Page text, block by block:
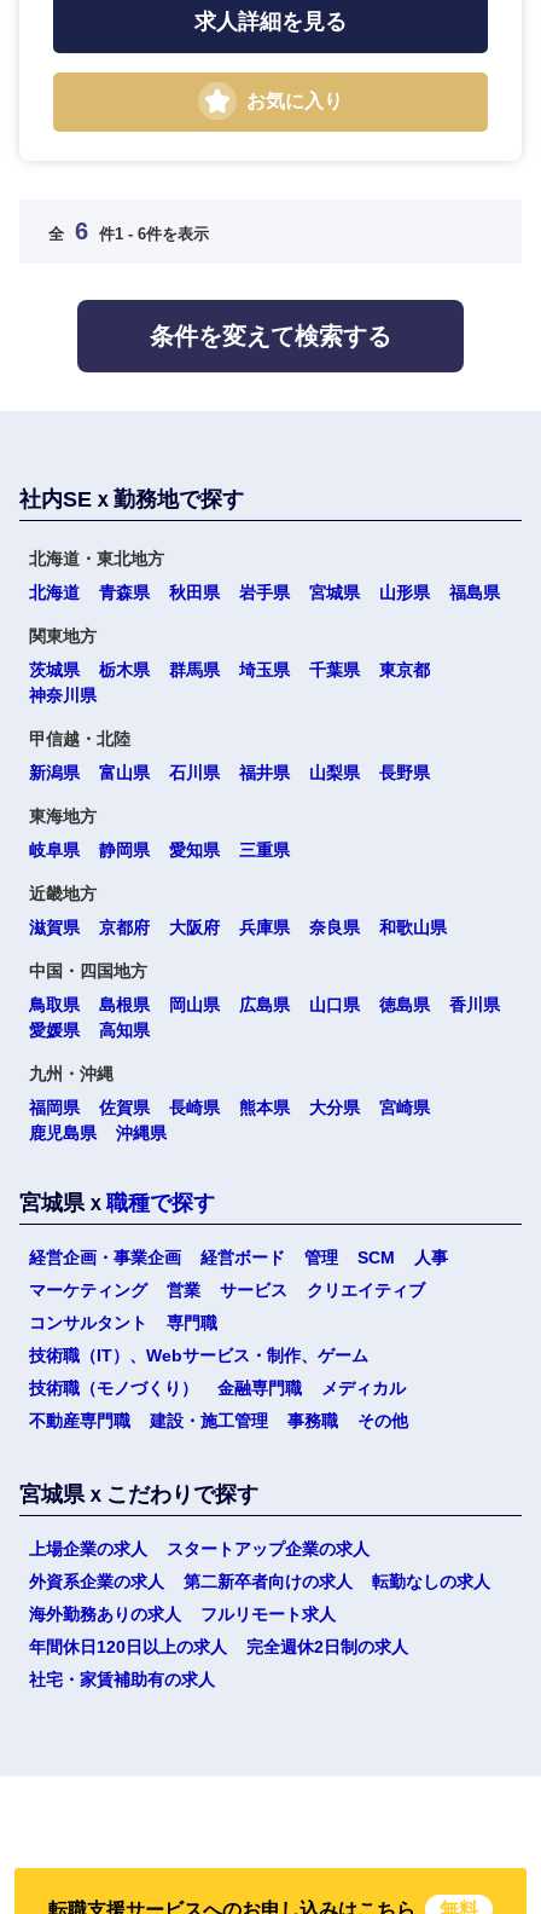
選択する
求人詳細を見る
お気に入り
全 6 件1 - 6件を表示
条件を変えて検索する
社内SEｘ勤務地で探す
北海道・東北地方
北海道
青森県 秋田県 岩手県 宮城県 山形県 福島県
関東地方
茨城県
栃木県 群馬県 埼玉県 千葉県
東京都
神奈川県
甲信越・北陸
新潟県
富山県 石川県 福井県 山梨県 長野県
東海地方
岐阜県
静岡県 愛知県 三重県
近畿地方
滋賀県
京都府 大阪府 兵庫県 奈良県 和歌山県
中国・四国地方
鳥取県
島根県 岡山県 広島県 山口県 徳島県
香川県
愛媛県
高知県
九州・沖縄
福岡県
佐賀県 長崎県 熊本県 大分県
宮崎県
鹿児島県
沖縄県
宮城県ｘ 職種で探す
経営企画・事業企画 経営ボード 管理 SCM
人事
マーケティング
営業 サービス
クリエイティブ
コンサルタント
専門職
技術職（IT）、Webサービス・制作、ゲーム
技術職（モノづくり）
金融専門職
メディカル
不動産専門職
建設・施工管理 事務職 その他
宮城県ｘこだわりで探す
上場企業の求人
スタートアップ企業の求人
外資系企業の求人
第二新卒者向けの求人
転勤なしの求人
海外勤務ありの求人
フルリモート求人
年間休日120日以上の求人
完全週休2日制の求人
社宅・家賃補助有の求人
転職支援サービスへのお申し込みはこちら 無料